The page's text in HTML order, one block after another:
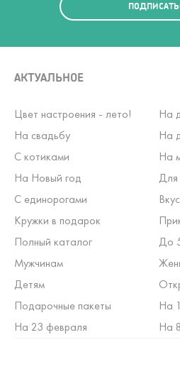
АКТУАЛЬНОЕ
Цвет настроения - лето!
На
На свадьбу
На
С котиками
На
На Новый год
С единорогами
Кружки в подарок
Полный каталог
До
Мужчинам
Детям
Подарочные пакеты
На
На 23 февраля
На